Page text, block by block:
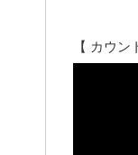
【 カウ